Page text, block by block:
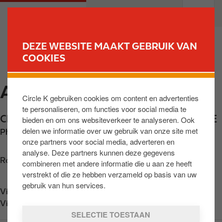
DEZE WEBSITE MAAKT GEBRUIK VAN
COOKIES
Circle K gebruiken cookies om content en advertenties
te personaliseren, om functies voor social media te
bieden en om ons websiteverkeer te analyseren. Ook
delen we informatie over uw gebruik van onze site met
onze partners voor social media, adverteren en
analyse. Deze partners kunnen deze gegevens
combineren met andere informatie die u aan ze heeft
verstrekt of die ze hebben verzameld op basis van uw
gebruik van hun services.
SELECTIE TOESTAAN
a
n
e
n
n
a
e
i
M
v
AMPSIN
Chaussée de Liege 162,Ampsin,BE-4540 BE
Phone: +3285315216
Routebeschrijving opvragen
Vind ons op
Vind ons op